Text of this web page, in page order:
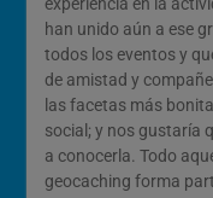
han unido aún a ese
todos los eventos y
de amistad y
las facetas más
social; y nos gustaría
a conocerla. Todo
geocaching forma